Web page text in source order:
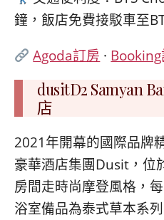
鐘，飯店免費接駁車至
Agoda訂房 · Booking
dusitD2 Samyan
店
2021年開幕的國際品牌
豪華酒店集團Dusit，位
房間走時尚摩登風格，
浴室備品為泰式草本系